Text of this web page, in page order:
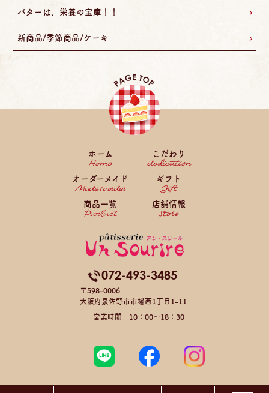
バターは、栄養の宝庫！！
新商品/季節商品/ケーキ
ホーム こだわり
オーダーメイド ギフト
商品一覧 店舗情報
072-493-3485
〒598-0006
大阪府泉佐野市市場西1丁目1-11
営業時間 10：00～18：30